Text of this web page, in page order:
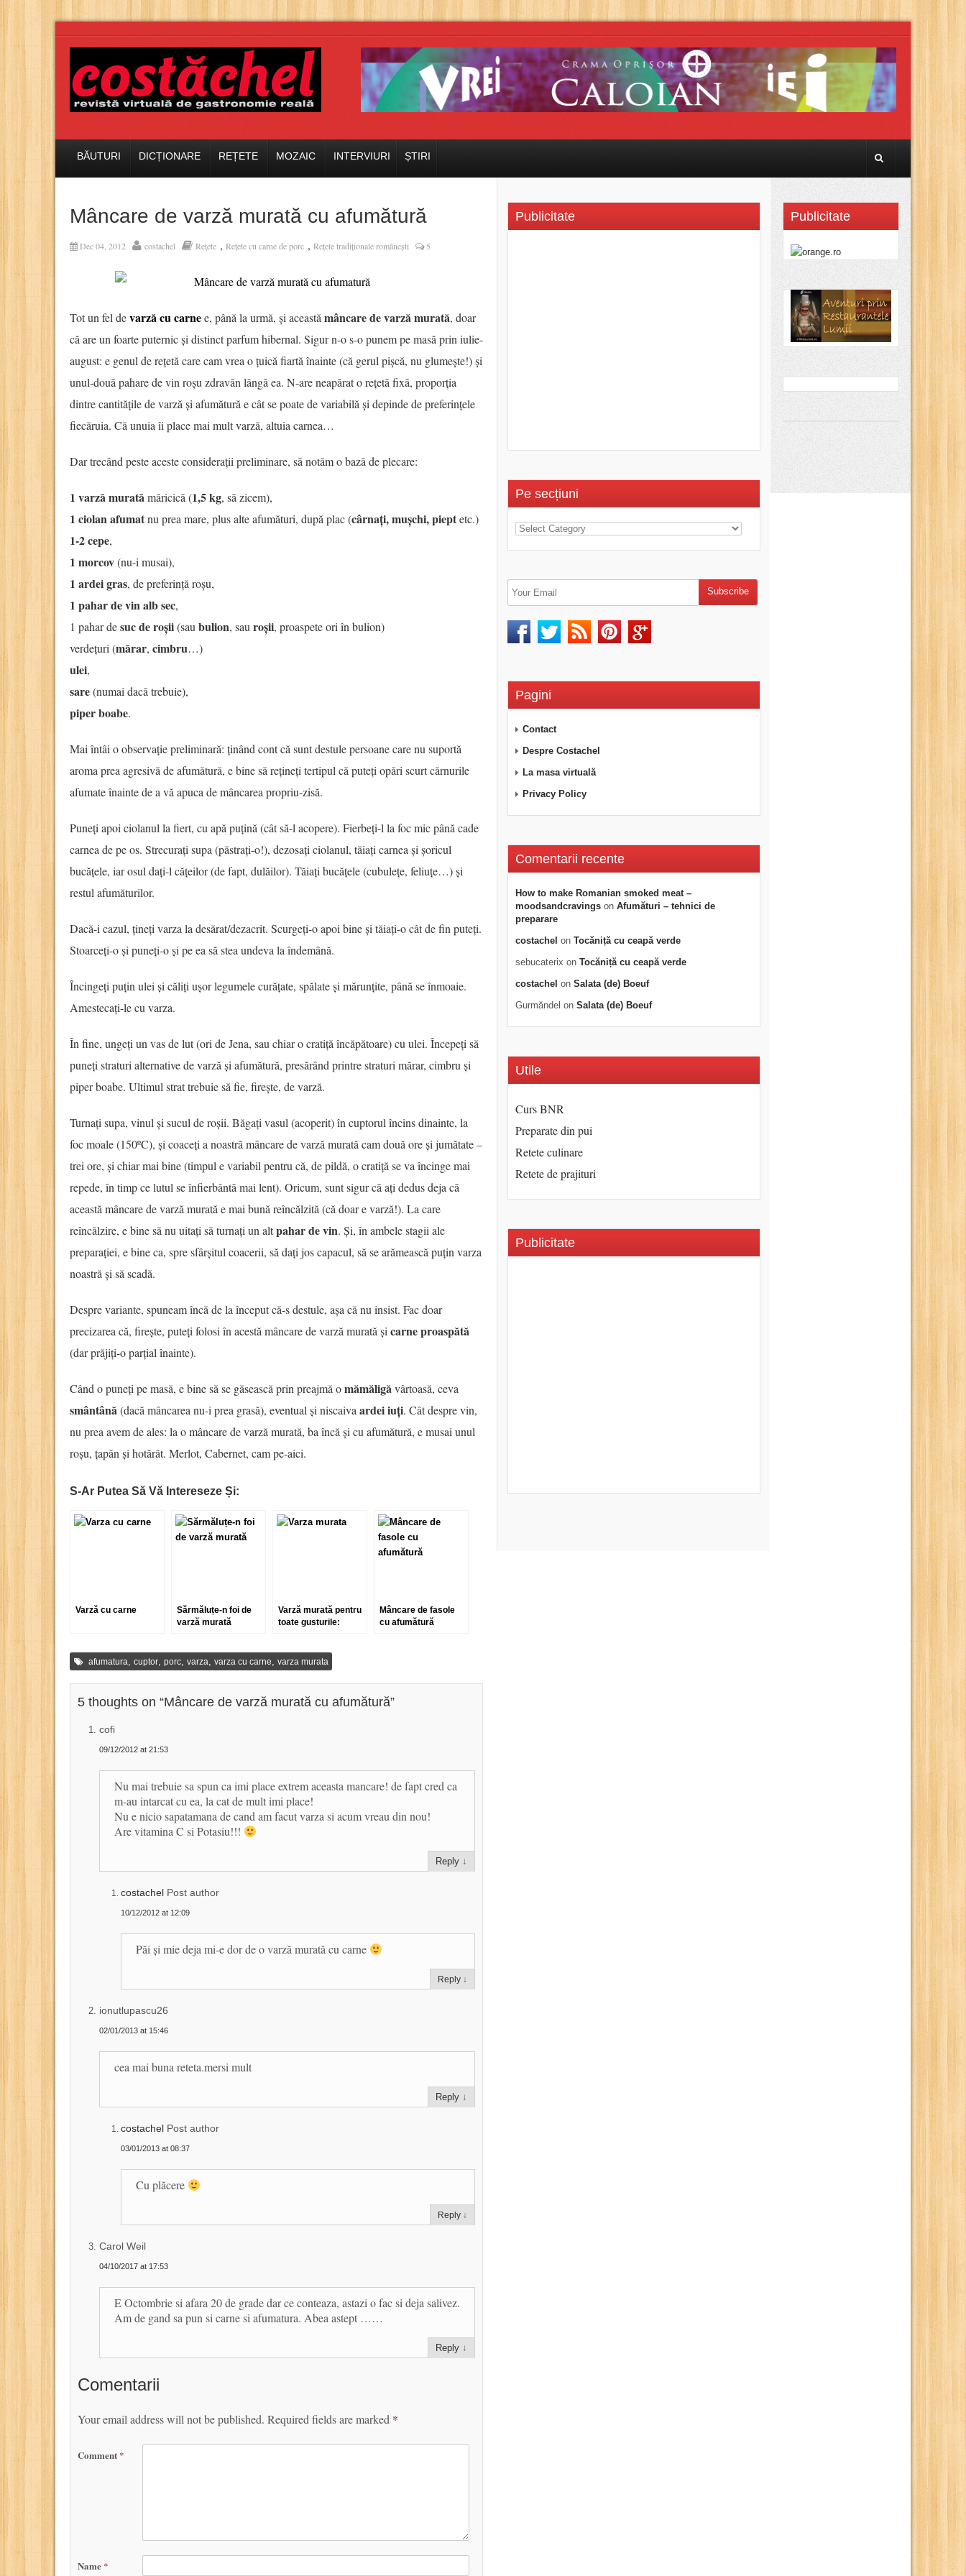
BĂUTURI DICȚIONARE REȚETE MOZAIC INTERVIURI ȘTIRI
Mâncare de varză murată cu afumătură
Dec 04, 2012 costachel Rețete , Rețete cu carne de porc , Rețete tradiționale românești 5
Tot un fel devarză cu carnee, până la urmă, și această mâncare de varză murată, doar
că are un foarte puternic și distinct parfum hibernal. Sigur n-o s-o punem pe masă prin iulie-
august: e genul de rețetă care cam vrea o țuică fiartă înainte (că gerul pișcă, nu glumește!) și
unul-două pahare de vin roșu zdravăn lângă ea. N-are neapărat o rețetă fixă, proporția
dintre cantitățile de varză și afumătură e cât se poate de variabilă și depinde de preferințele
fiecăruia. Că unuia îi place mai mult varză, altuia carnea…
Dar trecând peste aceste considerații preliminare, să notăm o bază de plecare:
1 varză muratămăricică (1,5 kg, să zicem),
1 ciolan afumatnu prea mare, plus alte afumături, după plac (cârnați, mușchi, pieptetc.)
1-2 cepe,
1 morcov(nu-i musai),
1 ardei gras, de preferință roșu,
1 pahar de vin alb sec,
1 pahar desuc de roșii(sau bulion, sau roșii, proaspete ori în bulion)
verdețuri (mărar, cimbru…)
ulei,
sare(numai dacă trebuie),
piper boabe.
Mai întâi o observație preliminară: ținând cont că sunt destule persoane care nu suportă
aroma prea agresivă de afumătură, e bine să rețineți tertipul că puteți opări scurt cărnurile
afumate înainte de a vă apuca de mâncarea propriu-zisă.
Puneți apoi ciolanul la fiert, cu apă puțină (cât să-l acopere). Fierbeți-l la foc mic până cade
carnea de pe os. Strecurați supa (păstrați-o!), dezosați ciolanul, tăiați carnea și șoricul
bucățele, iar osul dați-l cățeilor (de fapt, dulăilor). Tăiați bucățele (cubulețe, feliuțe…) și
restul afumăturilor.
Dacă-i cazul, țineți varza la desărat/dezacrit. Scurgeți-o apoi bine și tăiați-o cât de fin puteți.
Stoarceți-o și puneți-o și pe ea să stea undeva la îndemână.
Încingeți puțin ulei și căliți ușor legumele curățate, spălate și mărunțite, până se înmoaie.
Amestecați-le cu varza.
În fine, ungeți un vas de lut (ori de Jena, sau chiar o cratiță încăpătoare) cu ulei. Începeți să
puneți straturi alternative de varză și afumătură, presărând printre straturi mărar, cimbru și
piper boabe. Ultimul strat trebuie să fie, firește, de varză.
Turnați supa, vinul și sucul de roșii. Băgați vasul (acoperit) în cuptorul încins dinainte, la
foc moale (150ºC), și coaceți a noastră mâncare de varză murată cam două ore și jumătate –
trei ore, și chiar mai bine (timpul e variabil pentru că, de pildă, o cratiță se va încinge mai
repede, în timp ce lutul se înfierbântă mai lent). Oricum, sunt sigur că ați dedus deja că
această mâncare de varză murată e mai bună reîncălzită (că doar e varză!). La care
reîncălzire, e bine să nu uitați să turnați un altpahar de vin. Și, în ambele stagii ale
preparației, e bine ca, spre sfârșitul coacerii, să dați jos capacul, să se arămească puțin varza
noastră și să scadă.
Despre variante, spuneam încă de la început că-s destule, așa că nu insist. Fac doar
precizarea că, firește, puteți folosi în acestă mâncare de varză murată și carne proaspătă
(dar prăjiți-o parțial înainte).
Când o puneți pe masă, e bine să se găsească prin preajmă omămăligăvârtoasă, ceva
smântână(dacă mâncarea nu-i prea grasă), eventual și niscaiva ardei iuți. Cât despre vin,
nu prea avem de ales: la o mâncare de varză murată, ba încă și cu afumătură, e musai unul
roșu, țapăn și hotărât. Merlot, Cabernet, cam pe-aici.
S-Ar Putea Să Vă Intereseze Și:
Varză cu carne
Sărmăluțe-n foi de
varză murată
Varză murată pentru
toate gusturile:
Mâncare de fasole
cu afumătură
afumatura, cuptor, porc, varza, varza cu carne, varza murata
5 thoughts on “Mâncare de varză murată cu afumătură”
cofi
09/12/2012 at 21:53
Nu mai trebuie sa spun ca imi place extrem aceasta mancare! de fapt cred ca
m-au intarcat cu ea, la cat de mult imi place!
Nu e nicio sapatamana de cand am facut varza si acum vreau din nou!
Are vitamina C si Potasiu!!!
Reply ↓
costachel Post author
10/12/2012 at 12:09
Păi și mie deja mi-e dor de o varză murată cu carne
Reply ↓
ionutlupascu26
02/01/2013 at 15:46
cea mai buna reteta.mersi mult
Reply ↓
costachel Post author
03/01/2013 at 08:37
Cu plăcere
Reply ↓
Carol Weil
04/10/2017 at 17:53
E Octombrie si afara 20 de grade dar ce conteaza, astazi o fac si deja salivez.
Am de gand sa pun si carne si afumatura. Abea astept ……
Reply ↓
Comentarii
Your email address will not be published. Required fields are marked *
Comment *
Name *
Publicitate
Pe secțiuni
Pagini
Contact
Despre Costachel
La masa virtuală
Privacy Policy
Comentarii recente
How to make Romanian smoked meat –
moodsandcravings on Afumături – tehnici de
preparare
costachel on Tocăniță cu ceapă verde
sebucaterix on Tocăniță cu ceapă verde
costachel on Salata (de) Boeuf
Gurmăndel on Salata (de) Boeuf
Utile
Curs BNR
Preparate din pui
Retete culinare
Retete de prajituri
Publicitate
Publicitate